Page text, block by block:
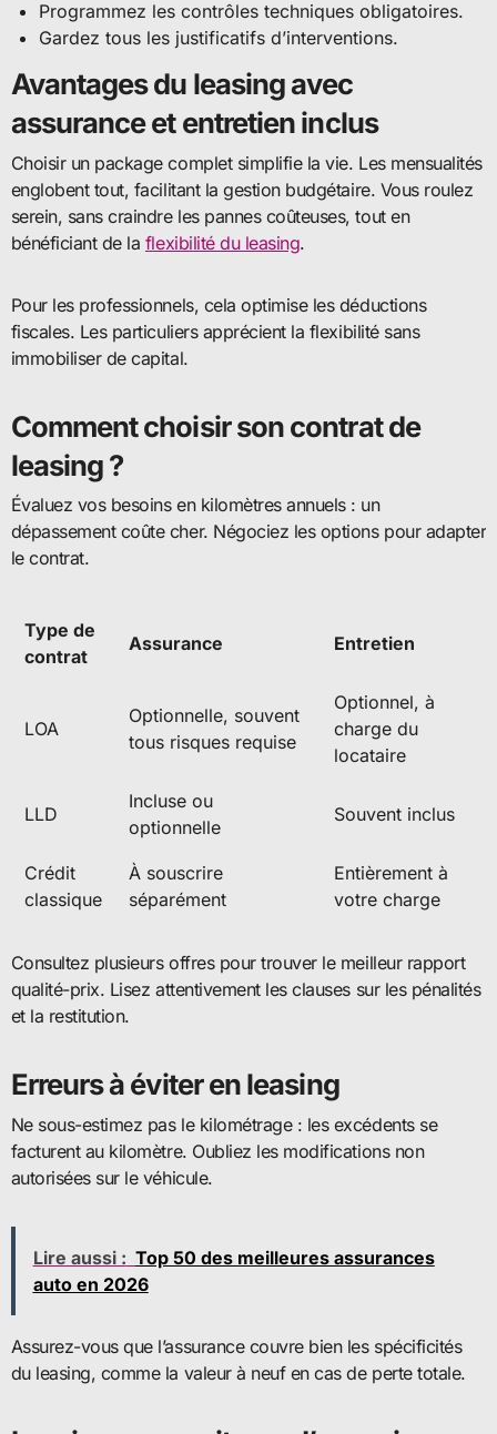
Programmez les contrôles techniques obligatoires.
Gardez tous les justificatifs d’interventions.
Avantages du leasing avec
assurance et entretien inclus
Choisir un package complet simplifie la vie. Les mensualités
englobent tout, facilitant la gestion budgétaire. Vous roulez
serein, sans craindre les pannes coûteuses, tout en
bénéficiant de la flexibilité du leasing.
Pour les professionnels, cela optimise les déductions
fiscales. Les particuliers apprécient la flexibilité sans
immobiliser de capital.
Comment choisir son contrat de
leasing ?
Évaluez vos besoins en kilomètres annuels : un
dépassement coûte cher. Négociez les options pour adapter
le contrat.
Type de
contrat
Assurance Entretien
LOA
Optionnelle, souvent
tous risques requise
Optionnel, à
charge du
locataire
LLD
Incluse ou
optionnelle
Souvent inclus
Crédit
classique
À souscrire
séparément
Entièrement à
votre charge
Consultez plusieurs offres pour trouver le meilleur rapport
qualité-prix. Lisez attentivement les clauses sur les pénalités
et la restitution.
Erreurs à éviter en leasing
Ne sous-estimez pas le kilométrage : les excédents se
facturent au kilomètre. Oubliez les modifications non
autorisées sur le véhicule.
Lire aussi : Top 50 des meilleures assurances
auto en 2026
Assurez-vous que l’assurance couvre bien les spécificités
du leasing, comme la valeur à neuf en cas de perte totale.